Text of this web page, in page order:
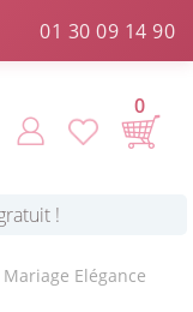
01 30 09 14 90
0
Elégance